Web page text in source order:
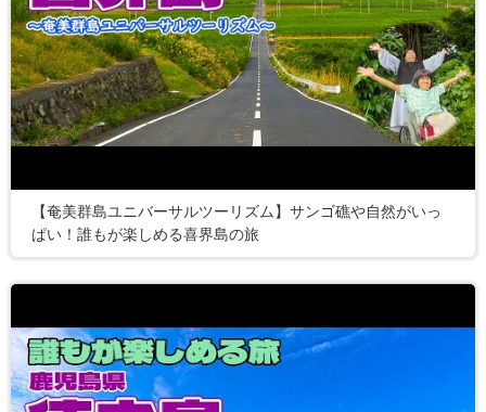
【奄美群島ユニバーサルツーリズム】サンゴ礁や自然がいっ
ぱい！誰もが楽しめる喜界島の旅